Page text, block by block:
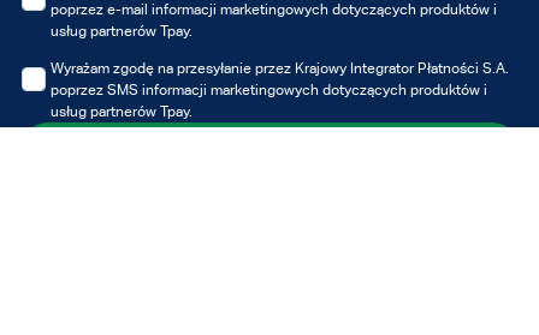
poprzez e-mail informacji marketingowych dotyczących produktów i
usług partnerów Tpay.
Wyrażam zgodę na przesyłanie przez Krajowy Integrator Płatności S.A.
poprzez SMS informacji marketingowych dotyczących produktów i
usług partnerów Tpay.